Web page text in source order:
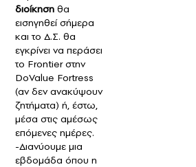
διοίκηση θα
εισηγηθεί σήμερα
και το Δ.Σ. θα
εγκρίνει να περάσει
το Frontier στην
DoValue Fortress
(αν δεν ανακύψουν
ζητήματα) ή, έστω,
μέσα στις αμέσως
επόμενες ημέρες.
-Διανύουμε μια
εβδομάδα όπου η